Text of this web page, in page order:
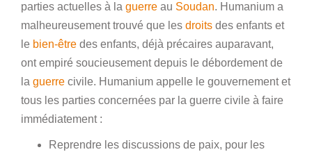
parties actuelles à la guerre au Soudan. Humanium a
malheureusement trouvé que les droits des enfants et
le bien-être des enfants, déjà précaires auparavant,
ont empiré soucieusement depuis le débordement de
la guerre civile. Humanium appelle le gouvernement et
tous les parties concernées par la guerre civile à faire
immédiatement :
Reprendre les discussions de paix, pour les